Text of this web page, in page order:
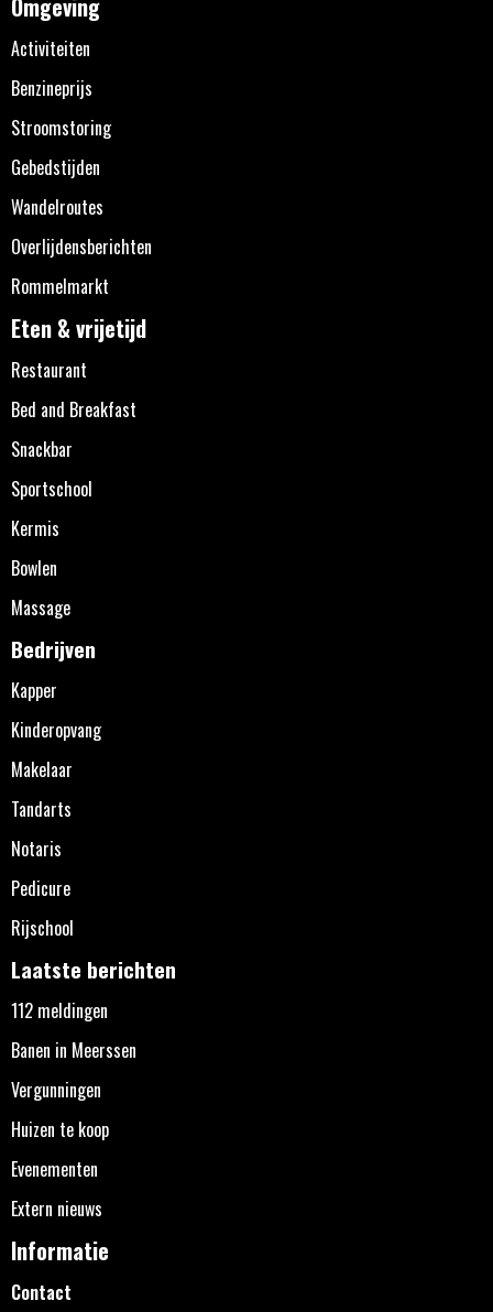
Activiteiten
Benzineprijs
Stroomstoring
Gebedstijden
Wandelroutes
Overlijdensberichten
Rommelmarkt
Eten & vrijetijd
Restaurant
Bed and Breakfast
Snackbar
Sportschool
Kermis
Bowlen
Massage
Bedrijven
Kapper
Kinderopvang
Makelaar
Tandarts
Notaris
Pedicure
Rijschool
Laatste berichten
112 meldingen
Banen in Meerssen
Vergunningen
Huizen te koop
Evenementen
Extern nieuws
Informatie
Contact